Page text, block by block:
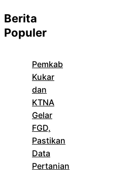
Berita
Populer
Pemkab
Kukar
dan
KTNA
Gelar
FGD,
Pastikan
Data
Pertanian